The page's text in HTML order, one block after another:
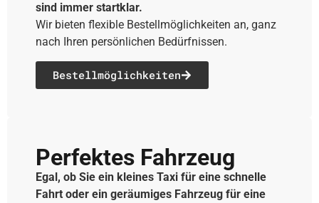
sind immer startklar.
Wir bieten flexible Bestellmöglichkeiten an, ganz
nach Ihren persönlichen Bedürfnissen.
Bestellmöglichkeiten
Perfektes Fahrzeug
Egal, ob Sie ein kleines Taxi für eine schnelle
Fahrt oder ein geräumiges Fahrzeug für eine